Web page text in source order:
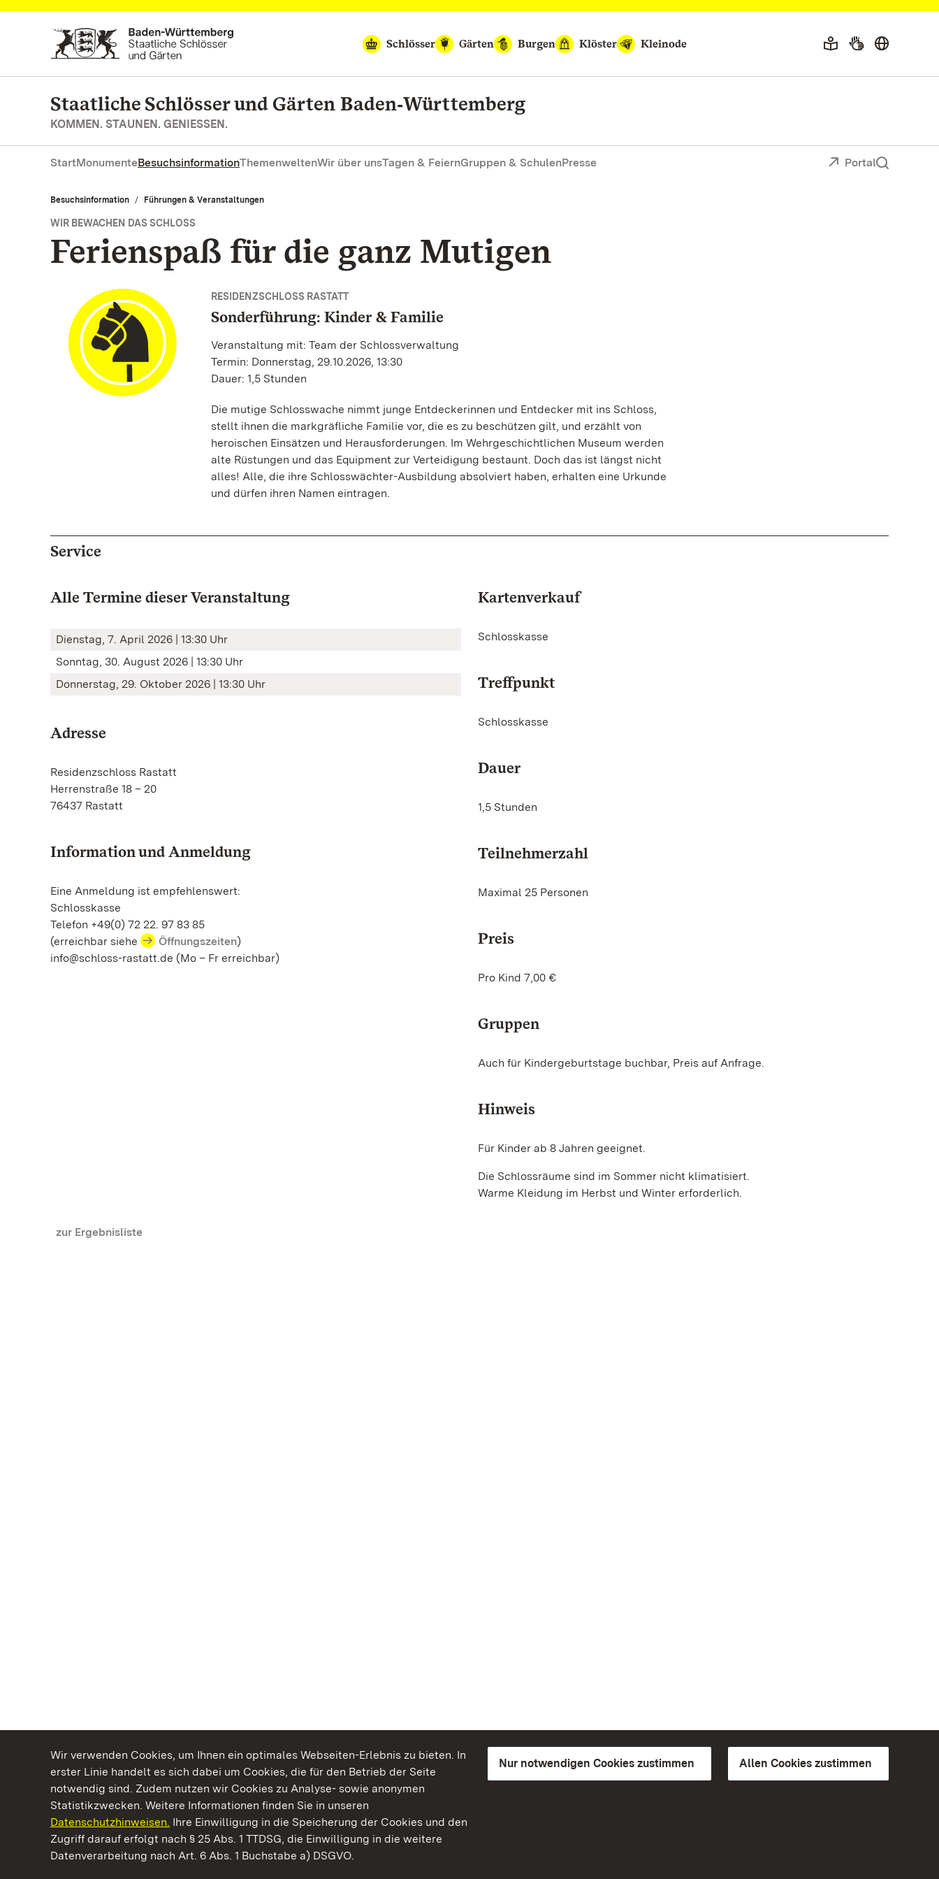
Wir verwenden Cookies, um Ihnen ein optimales Webseiten-Erlebnis zu bieten. In
erster Linie handelt es sich dabei um Cookies, die für den Betrieb der Seite
notwendig sind. Zudem nutzen wir Cookies zu Analyse- sowie anonymen
Statistikzwecken. Weitere Informationen finden Sie in unseren
Datenschutzhinweisen. Ihre Einwilligung in die Speicherung der Cookies und den
Zugriff darauf erfolgt nach § 25 Abs. 1 TTDSG, die Einwilligung in die weitere
Datenverarbeitung nach Art. 6 Abs. 1 Buchstabe a) DSGVO.
Nur notwendigen Cookies zustimmen Allen Cookies zustimmen
Zum Hauptinhalt springen
Schlösser
Gärten Burgen Klöster Kleinode
Staatliche Schlösser und Gärten Baden‑Württemberg
KOMMEN. STAUNEN. GENIESSEN.
StartMonumenteBesuchsinformationThemenweltenWir über unsTagen & FeiernGruppen & SchulenPresse Portal
Besuchsinformation Führungen & Veranstaltungen
WIR BEWACHEN DAS SCHLOSS
Ferienspaß für die ganz Mutigen
RESIDENZSCHLOSS RASTATT
Sonderführung: Kinder & Familie
Veranstaltung mit: Team der Schlossverwaltung
Termin: Donnerstag, 29.10.2026, 13:30
Dauer: 1,5 Stunden
Die mutige Schlosswache nimmt junge Entdeckerinnen und Entdecker mit ins Schloss,
stellt ihnen die markgräfliche Familie vor, die es zu beschützen gilt, und erzählt von
heroischen Einsätzen und Herausforderungen. Im Wehrgeschichtlichen Museum werden
alte Rüstungen und das Equipment zur Verteidigung bestaunt. Doch das ist längst nicht
alles! Alle, die ihre Schlosswächter-Ausbildung absolviert haben, erhalten eine Urkunde
und dürfen ihren Namen eintragen.
Service
Alle Termine dieser Veranstaltung
Dienstag, 7. April 2026 | 13:30 Uhr
Sonntag, 30. August 2026 | 13:30 Uhr
Donnerstag, 29. Oktober 2026 | 13:30 Uhr
Adresse
Residenzschloss Rastatt
Herrenstraße 18 – 20
76437 Rastatt
Information und Anmeldung
Eine Anmeldung ist empfehlenswert:
Schlosskasse
Telefon +49(0) 72 22. 97 83 85
(erreichbar siehe
Öffnungszeiten)
info@schloss-rastatt.de (Mo – Fr erreichbar)
Kartenverkauf
Schlosskasse
Treffpunkt
Schlosskasse
Dauer
1,5 Stunden
Teilnehmerzahl
Maximal 25 Personen
Preis
Pro Kind 7,00 €
Gruppen
Auch für Kindergeburtstage buchbar, Preis auf Anfrage.
Hinweis
Für Kinder ab 8 Jahren geeignet.
Die Schlossräume sind im Sommer nicht klimatisiert.
Warme Kleidung im Herbst und Winter erforderlich.
zur Ergebnisliste
Kommen. Staunen. Genießen.